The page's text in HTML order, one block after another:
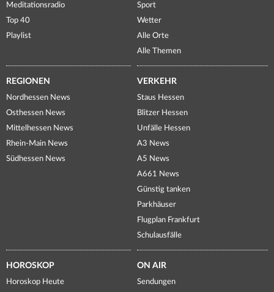
Meditationsradio
Top 40
Playlist
Sport
Wetter
Alle Orte
Alle Themen
REGIONEN
Nordhessen News
Osthessen News
Mittelhessen News
Rhein-Main News
Südhessen News
VERKEHR
Staus Hessen
Blitzer Hessen
Unfälle Hessen
A3 News
A5 News
A661 News
Günstig tanken
Parkhäuser
Flugplan Frankfurt
Schulausfälle
HOROSKOP
Horoskop Heute
ON AIR
Sendungen